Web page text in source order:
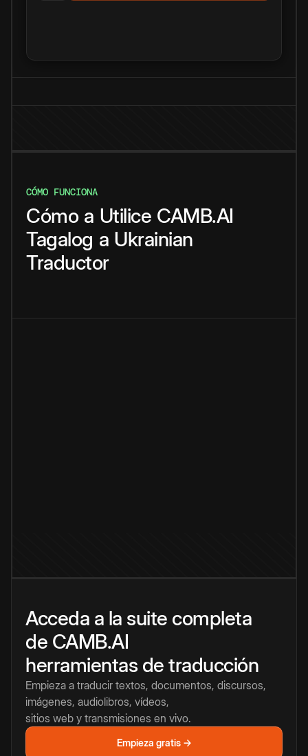
CÓMO FUNCIONA
Cómo a Utilice CAMB.AI
Tagalog a Ukrainian
Traductor
Acceda a la suite completa
de CAMB.AI
herramientas de traducción
Empieza a traducir textos, documentos, discursos,
imágenes, audiolibros, vídeos,
sitios web y transmisiones en vivo.
Empieza gratis →